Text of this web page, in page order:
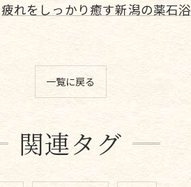
疲れをしっかり癒す新潟の薬石浴
一覧に戻る
関連タグ